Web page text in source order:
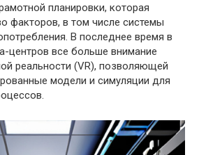
планировки, которая
факторов, в том числе системы
В последнее время в
центров все больше внимание
реальности (VR), позволяющей
модели и симуляции для